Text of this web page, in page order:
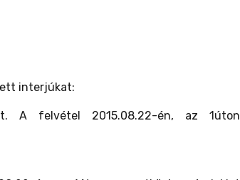
interjúkat:
A felvétel 2015.08.22-én, az 1úton